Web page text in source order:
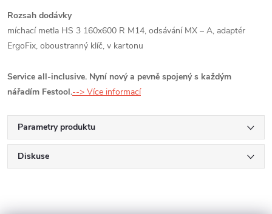
Rozsah dodávky
míchací metla HS 3 160x600 R M14, odsávání MX – A, adaptér
ErgoFix, oboustranný klíč, v kartonu
Service all-inclusive. Nyní nový a pevně spojený s každým
nářadím Festool.--> Více informací
Parametry produktu
Diskuse